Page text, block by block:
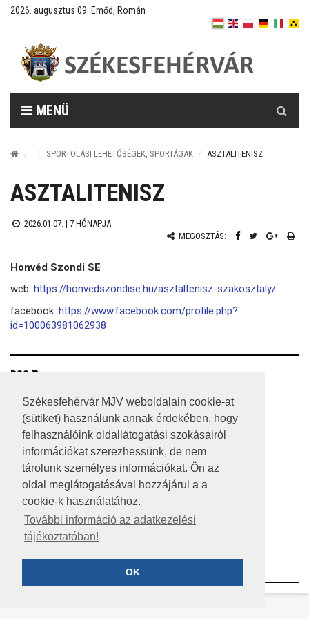
Székesfehérvár MJV weboldalain cookie-at
(sütiket) használunk annak érdekében, hogy
felhasználóink oldallátogatási szokásairól
információkat szerezhessünk, de nem
tárolunk személyes információkat. Ön az
oldal meglátogatásával hozzájárul a a
cookie-k használatához.
További információ az adatkezelési
tájékoztatóban!
OK
2026. augusztus 09. Emőd, Román
MENÜ
SPORTOLÁSI LEHETŐSÉGEK, SPORTÁGAK ASZTALITENISZ
ASZTALITENISZ
2026.01.07. | 7 HÓNAPJA
MEGOSZTÁS:
Honvéd Szondi SE
web: https://honvedszondise.hu/asztaltenisz-szakosztaly/
facebook: https://www.facebook.com/profile.php?
id=100063981062938
RSS
A HONLAP 2017.03.31-I ÁLLAPOTA
JOGI NYILATKOZAT
IMPRESSZUM
MÉDIAAJÁNLAT
KÖZÉRDEKŰ ADATOK
ADATVÉDELEM
©2023 SZÉKESFEHÉRVÁR MEGYEI JOGÚ VÁROS